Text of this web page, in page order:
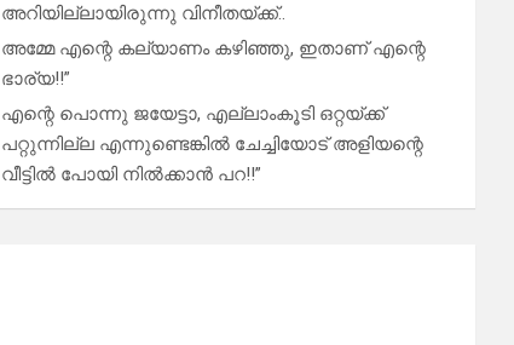
അറിയില്ലായിരുന്നു വിനീതയ്ക്ക്..
അമ്മേ എന്റെ കല്യാണം കഴിഞ്ഞു, ഇതാണ് എന്റെ
ഭാര്യ!!”
എന്റെ പൊന്നു ജയേട്ടാ, എല്ലാംകൂടി ഒറ്റയ്ക്ക്
പറ്റുന്നില്ല എന്നുണ്ടെങ്കിൽ ചേച്ചിയോട് അളിയന്റെ
വീട്ടിൽ പോയി നിൽക്കാൻ പറ!!”